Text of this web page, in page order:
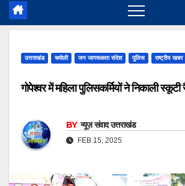
उत्तराखंड चमोली जन जागरूकता संदेश पुलिस राष्ट्रीय खबर
गोपेश्वर में महिला पुलिसकर्मियों ने निकाली स्कूटी
BY न्यूज़ संवाद उत्तराखंड
FEB 15, 2025